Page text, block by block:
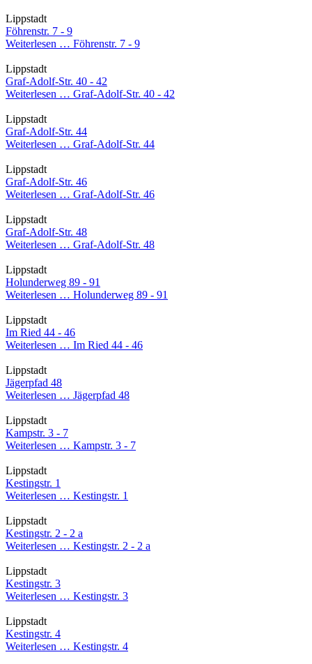
Lippstadt
Föhrenstr. 7 - 9
Weiterlesen … Föhrenstr. 7 - 9
Lippstadt
Graf-Adolf-Str. 40 - 42
Weiterlesen … Graf-Adolf-Str. 40 - 42
Lippstadt
Graf-Adolf-Str. 44
Weiterlesen … Graf-Adolf-Str. 44
Lippstadt
Graf-Adolf-Str. 46
Weiterlesen … Graf-Adolf-Str. 46
Lippstadt
Graf-Adolf-Str. 48
Weiterlesen … Graf-Adolf-Str. 48
Lippstadt
Holunderweg 89 - 91
Weiterlesen … Holunderweg 89 - 91
Lippstadt
Im Ried 44 - 46
Weiterlesen … Im Ried 44 - 46
Lippstadt
Jägerpfad 48
Weiterlesen … Jägerpfad 48
Lippstadt
Kampstr. 3 - 7
Weiterlesen … Kampstr. 3 - 7
Lippstadt
Kestingstr. 1
Weiterlesen … Kestingstr. 1
Lippstadt
Kestingstr. 2 - 2 a
Weiterlesen … Kestingstr. 2 - 2 a
Lippstadt
Kestingstr. 3
Weiterlesen … Kestingstr. 3
Lippstadt
Kestingstr. 4
Weiterlesen … Kestingstr. 4